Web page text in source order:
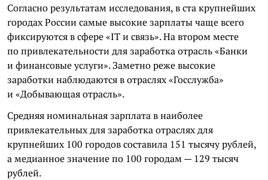
Согласно результатам исследования, в ста крупнейших
городах России самые высокие зарплаты чаще всего
фиксируются в сфере «IT и связь». На втором месте
по привлекательности для заработка отрасль «Банки
и финансовые услуги». Заметно реже высокие
заработки наблюдаются в отраслях «Госслужба»
и «Добывающая отрасль».
Средняя номинальная зарплата в наиболее
привлекательных для заработка отраслях для
крупнейших 100 городов составила 151 тысячу рублей,
а медианное значение по 100 городам — 129 тысяч
рублей.